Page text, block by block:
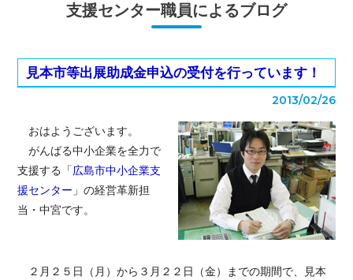
支援センター職員によるブログ
見本市等出展助成金申込の受付を行っています！
2013/02/26
おはようございます。
がんばる中小企業を全力で
支援する「広島市中小企業支
援センター 」の経営革新担
当・中宮です。
２月２５日（月）から３月２２日（金）までの期間で、見本